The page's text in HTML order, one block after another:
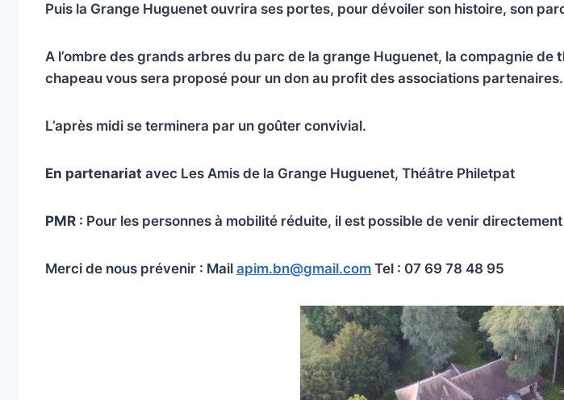
Puis la Grange Huguenet ouvrira ses portes, pour dévoiler son histoire, son
A l’ombre des grands arbres du parc de la grange Huguenet, la compagnie de
chapeau vous sera proposé pour un don au profit des associations partenaires.
L’après midi se terminera par un goûter convivial.
En partenariat avec Les Amis de la Grange Huguenet, Théâtre Philetpat
PMR : Pour les personnes à mobilité réduite, il est possible de venir
Merci de nous prévenir : Mail apim.bn@gmail.com Tel : 07 69 78 48 95